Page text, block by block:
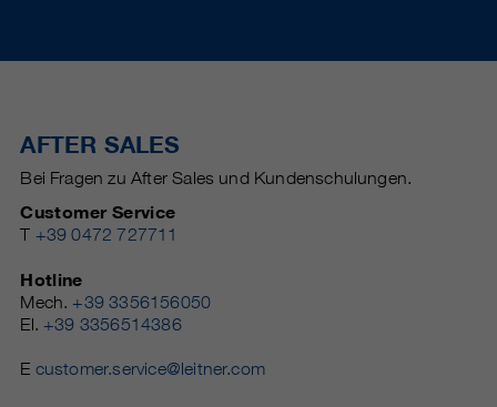
AFTER SALES
Bei Fragen zu After Sales und Kundenschulungen.
Customer Service
T +39 0472 727711
Hotline
Mech. +39 3356156050
El. +39 3356514386
E customer.service@leitner.com